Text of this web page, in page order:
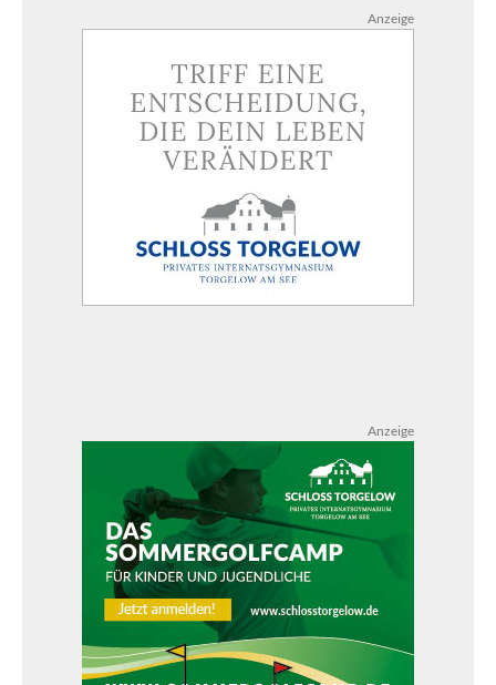
Anzeige
Anzeige